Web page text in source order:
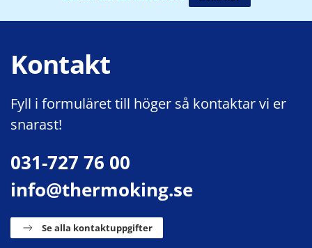
Kontakt
Fyll i formuläret till höger så kontaktar vi er
snarast!
031-727 76 00
info@thermoking.se
Se alla kontaktuppgifter